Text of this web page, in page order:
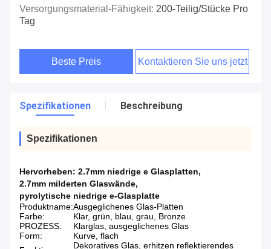
Versorgungsmaterial-Fähigkeit: 200-Teilig/Stücke Pro
Tag
Beste Preis Kontaktieren Sie uns jetzt
Spezifikationen Beschreibung
Spezifikationen
Hervorheben: 2.7mm niedrige e Glasplatten,
2.7mm milderten Glaswände,
pyrolytische niedrige e-Glasplatte
Produktname:Ausgeglichenes Glas-Platten
Farbe:
Klar, grün, blau, grau, Bronze
PROZESS:
Klarglas, ausgeglichenes Glas
Form:
Kurve, flach
Dekoratives Glas, erhitzen reflektierendes